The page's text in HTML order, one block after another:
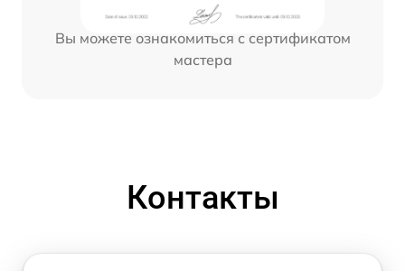
Вы можете ознакомиться с сертификатом
мастера
Контакты